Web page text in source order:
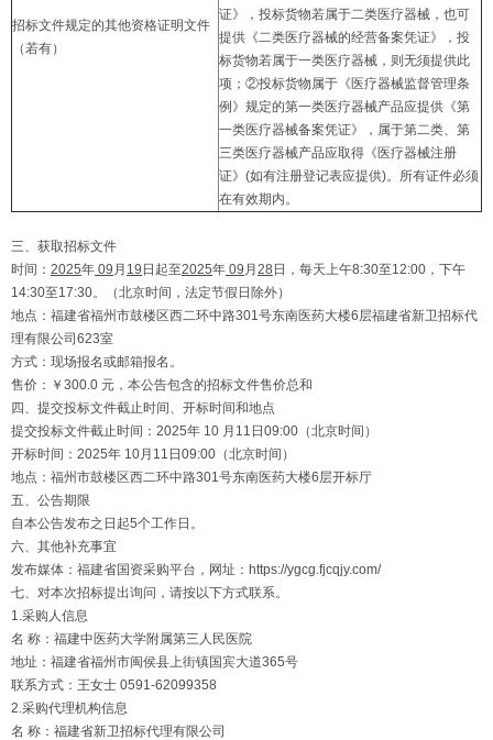
招标文件规定的其他资格证明文件
（若有）
证》，投标货物若属于二类医疗器械，也可
提供《二类医疗器械的经营备案凭证》，投
标货物若属于一类医疗器械，则无须提供此
项；②投标货物属于《医疗器械监督管理条
例》规定的第一类医疗器械产品应提供《第
一类医疗器械备案凭证》，属于第二类、第
三类医疗器械产品应取得《医疗器械注册
证》(如有注册登记表应提供)。所有证件必须
在有效期内。
三、获取招标文件
时间： 2025年 09 月 19 日起至2025年 09 月 28 日，每天上午8:30至12:00，下午
14:30至17:30。（北京时间，法定节假日除外）
地点：福建省福州市鼓楼区西二环中路301号东南医药大楼6层福建省新卫招标代
理有限公司623室
方式：现场报名或邮箱报名。
售价：￥300.0 元，本公告包含的招标文件售价总和
四、提交投标文件截止时间、开标时间和地点
提交投标文件截止时间：2025年 10 月11日09:00（北京时间）
开标时间：2025年 10月11日09:00（北京时间）
地点：福州市鼓楼区西二环中路301号东南医药大楼6层开标厅
五、公告期限
自本公告发布之日起5个工作日。
六、其他补充事宜
发布媒体：福建省国资采购平台，网址：https://ygcg.fjcqjy.com/
七、对本次招标提出询问，请按以下方式联系。
1.采购人信息
名 称：福建中医药大学附属第三人民医院
地址：福建省福州市闽侯县上街镇国宾大道365号
联系方式：王女士 0591-62099358
2.采购代理机构信息
名 称：福建省新卫招标代理有限公司